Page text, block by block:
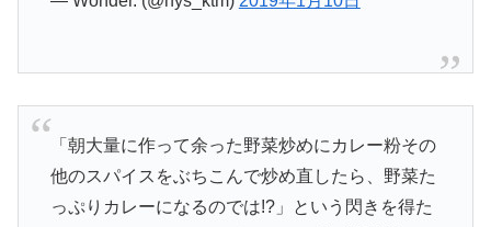
「朝大量に作って余った野菜炒めにカレー粉その
他のスパイスをぶちこんで炒め直したら、野菜た
っぷりカレーになるのでは!?」という閃きを得た